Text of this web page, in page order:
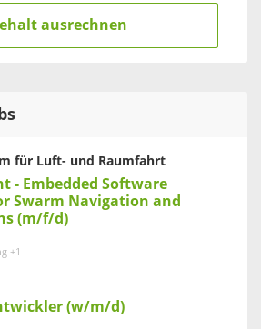
ausrechnen
für Luft- und Raumfahrt
- Embedded Software
Swarm Navigation and
(m/f/d)
+1
(w/m/d)